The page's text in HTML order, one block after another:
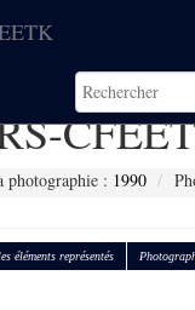
photographie : 1990
éléments représentés